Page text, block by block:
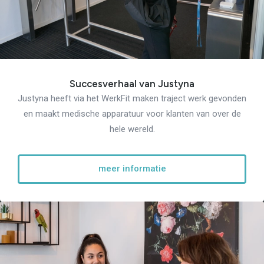
Succesverhaal van Justyna
Justyna heeft via het WerkFit maken traject werk gevonden
en maakt medische apparatuur voor klanten van over de
hele wereld.
meer informatie